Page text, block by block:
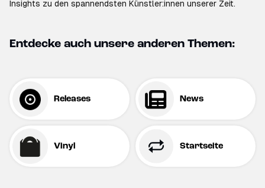
Insights zu den spannendsten Künstler:innen unserer Zeit.
Entdecke auch unsere anderen Themen:
Releases News
Vinyl Startseite